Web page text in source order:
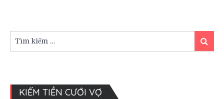
kiếm:
Tìm
kiếm
KIẾM TIỀN CƯỚI VỢ